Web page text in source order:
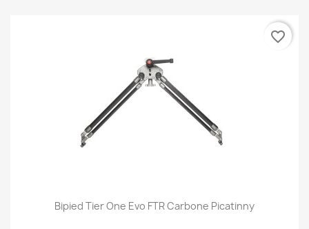
Bipied Tier One Evo FTR Carbone Picatinny
favorite_border